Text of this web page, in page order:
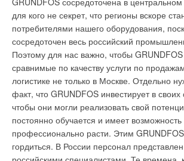
для кого не секрет, что регионы вскоре
потребителями нашего оборудования,
сосредоточен весь российский
Поэтому для нас важно, чтобы
сравнимые по качеству услуги по
логистике не только в Москве. Отдельно
факт, что GRUNDFOS инвестирует в
чтобы они могли реализовать свой
постоянно обучается и имеет возможность
профессионально расти. Этим
гордиться. В России персонал
системах с большим расходом воздуха —
Они характеризуются большой
панельной конструкцией, превосходными
шумопоглощающими характеристиками
«вариабельностью» вмонтированных
доскональным регулированием. Все это
конкурентные преимущества этих
На выставке демонстрировались новые
AeroMaster FP. Они идеально подходят для
кондиционирования административных и
ресторанов и других помещений.
относительно общего расхода. Новый
мультизональной системы «Сити-Мульти»
Электрик» позволяет подавать в
свежий воздух. Основные изменения
теплообменника: теперь он способен с
эффективностью обрабатывать воздух,
которого равна внешней. При этом, как и
Мульти», внутренние блоки со 100%-м
воздуха спокойно функционируют в
температуре до –5°С. В режиме обогрева
можно использовать и при более низких
10°С.